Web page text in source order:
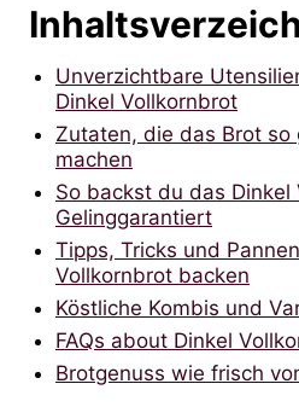
Unverzichtbare
Dinkel Vollkornbrot
Zutaten, die das Brot
machen
So backst du das Dinkel
Gelinggarantiert
Tipps, Tricks und
Vollkornbrot backen
Köstliche Kombis und
FAQs about Dinkel
Brotgenuss wie frisch